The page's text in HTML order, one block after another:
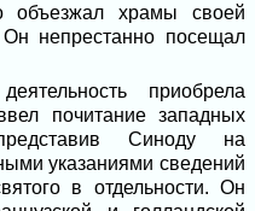
объезжал храмы своей
непрестанно посещал
приобрела
почитание западных
Синоду на
указаниями сведений
в отдельности. Он